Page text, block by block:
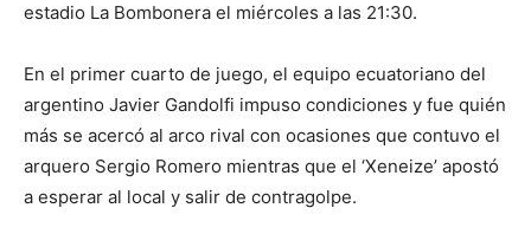
estadio La Bombonera el miércoles a las 21:30.
En el primer cuarto de juego, el equipo ecuatoriano del
argentino Javier Gandolfi impuso condiciones y fue quién
más se acercó al arco rival con ocasiones que contuvo el
arquero Sergio Romero mientras que el ‘Xeneize’ apostó
a esperar al local y salir de contragolpe.